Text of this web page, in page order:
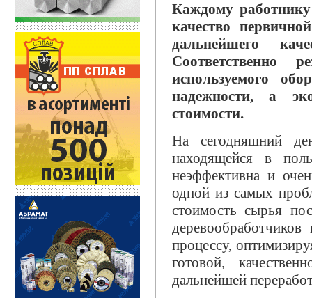
Каждому работнику
качество
дальнейшего
Соответственно
используемого
надежности, а
стоимости.
На сегодняшний
находящейся в
неэффективна и
одной из самых
стоимость сырья
процессу,
готовой,
дальнейшей